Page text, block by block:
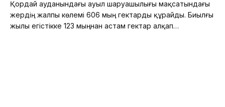
Қордай ауданындағы ауыл шаруашылығы мақсатындағы
жердің жалпы көлемі 606 мың гектарды құрайды. Биылғы
жылы егістікке 123 мыңнан астам гектар алқап…